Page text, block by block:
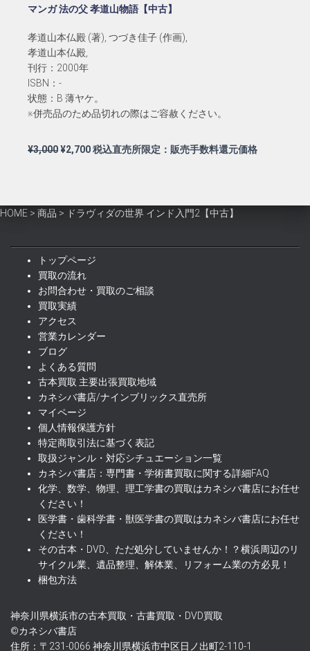
し
で
マンガ 法の父 孝道山物語【中古】
孝道山本仏殿 (著), つづき佳子 (作画),
孝道山本仏殿,
刊行：2000年
ISBN：-
状態：B 薄ヤケ。
※併売品のため品切れの際はご容赦ください。
¥3,000元
は
し
た。
¥2,700現
格
で
税込直売所限定：販売手数料還元価格
HOME > 商品 > ドラヴィダの世界 インド入門2【中古】
トップページ
買取の流れ
お問合わせ・買取のご相談
買取実績
アクセス
営業カレンダー
ブログ
よくある質問
古本買取 主要出張買取地域
カネシバ書店/ナインブリックス直売所
マイページ
個人情報保護方針
特定商取引法に基づく表記
取扱ジャンル・対応シチュエーション一覧
カネシバ書店：専門書・学術書買取に関する詳細FAQ
化学、数学、物理、理工学書の買取はカネシバ書店にお任せ
ください！
医学書・歯科学書・獣医学書の買取はカネシバ書店にお任せ
ください！
その古本・DVD、ただ処分していませんか！？横浜周辺のリ
サイクル業、遺品整理、解体業、リフォーム業の方必見！
梱包方法
神奈川県横浜市の古本買取・古書買取・DVD買取
©カネシバ書店
住所：〒231-0066 神奈川県横浜市中区日ノ出町2-110-1